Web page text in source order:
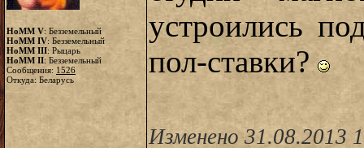
HoMM V: Безземельный
HoMM IV: Безземельный
HoMM III: Рыцарь
HoMM II: Безземельный
Сообщения: 1526
Откуда: Беларусь
устроились
пол-ставки?
Изменено 31.08.2013